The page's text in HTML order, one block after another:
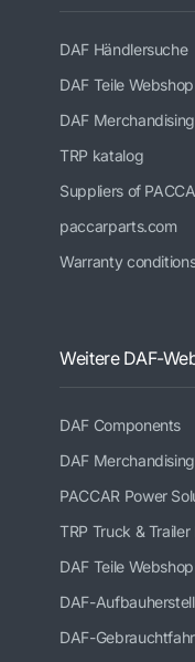
DAF Händlersuche
DAF Teile Webshop
DAF
TRP katalog
Suppliers of
paccarparts.com
Warranty
Weitere DAF-
DAF Components
DAF
PACCAR Power
TRP Truck & Trailer
DAF Teile Webshop
DAF-
DAF-